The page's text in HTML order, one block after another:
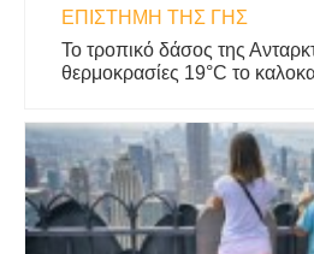
ΕΠΙΣΤΉΜΗ ΤΗΣ ΓΗΣ
Το τροπικό δάσος της
θερμοκρασίες 19°C το